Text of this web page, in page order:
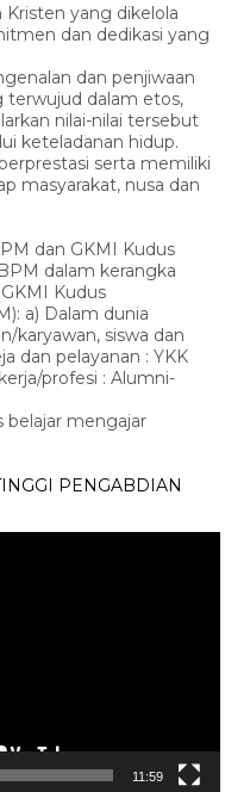
yang dikelola
dan dedikasi yang
dan penjiwaan
terwujud dalam etos,
nilai-nilai tersebut
keteladanan hidup.
serta memiliki
masyarakat, nusa dan
dan GKMI Kudus
dalam kerangka
Kudus
a) Dalam dunia
karyawan, siswa dan
dan pelayanan : YKK
profesi : Alumni-
belajar mengajar
PENGABDIAN
11:59